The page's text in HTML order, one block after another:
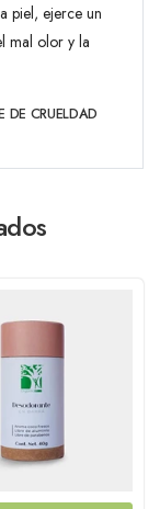
piel, ejerce un
mal olor y la
CRUELDAD